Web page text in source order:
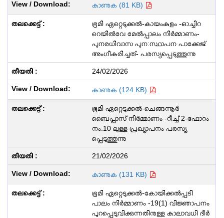
കാണുക (81 KB)
ഭൂമി ഏറ്റെടുക്കൽ-കായംകുളം -ഓച്ചിറ
റെയിൽവേ മേൽപ്പാലം നിർമ്മാണം-
പുനരധിവാസ പുന:സ്ഥാപന പാക്കേജ്
അംഗീകരിച്ചത്- പരസ്യപ്പെടുത്തുന്നു
24/02/2026
കാണുക (124 KB)
ഭൂമി ഏറ്റെടുക്കൽ-ചെങ്ങന്നൂർ
ബൈപ്പാസ് നിർമ്മാണം -റീച്ച് 2-ഫോറം
നം.10 ലുള്ള പ്രഖ്യാപനം പരസ്യ
പ്പെടുത്തുന്നു
21/02/2026
കാണുക (131 KB)
ഭൂമി ഏറ്റെടുക്കൽ-കോയിക്കൽപ്പടി
പാലം നിർമ്മാണം -19(1) വിജ്ഞാപനം
പുറപ്പെടുവിക്കുന്നതിനുള്ള കാലാവധി ദീർ